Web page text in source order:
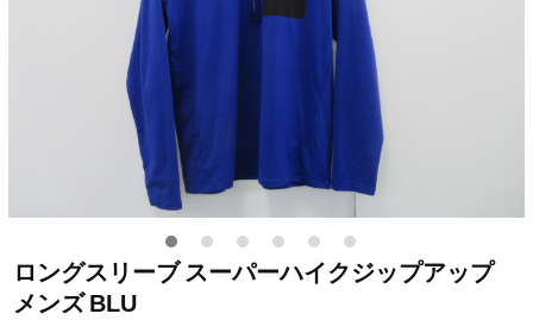
ロングスリーブ スーパーハイクジップアップ
メンズ BLU